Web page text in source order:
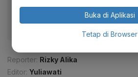
Reporter: Rizky Alika
Editor: Yuliawati
Buka di Aplikasi
Tetap di Browser